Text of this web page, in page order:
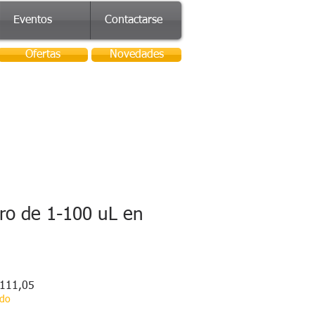
Eventos Contactarse
Ofertas Novedades
de 1-100 uL en